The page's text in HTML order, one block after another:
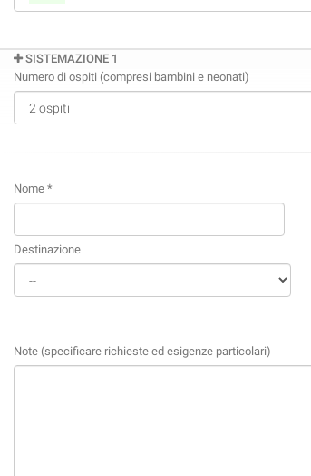
SISTEMAZIONE 1
Numero di ospiti (compresi bambini e neonati)
Nome *
Destinazione
Note (specificare richieste ed esigenze particolari)